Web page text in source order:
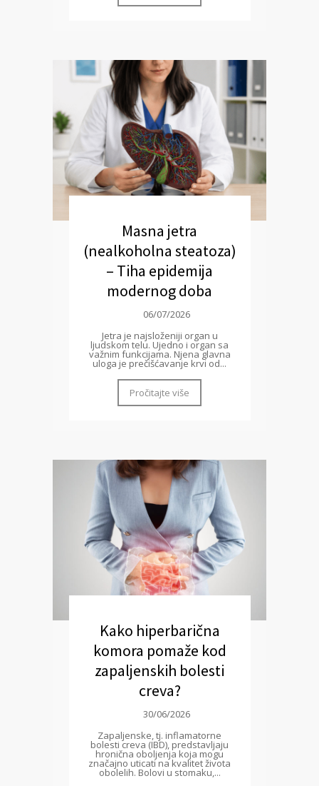
Masna jetra
(nealkoholna steatoza)
– Tiha epidemija
modernog doba
06/07/2026
Jetra je najsloženiji organ u
ljudskom telu. Ujedno i organ sa
važnim funkcijama. Njena glavna
uloga je prečišćavanje krvi od...
Pročitajte više
Kako hiperbarična
komora pomaže kod
zapaljenskih bolesti
creva?
30/06/2026
Zapaljenske, tj. inflamatorne
bolesti creva (IBD), predstavljaju
hronična oboljenja koja mogu
značajno uticati na kvalitet života
obolelih. Bolovi u stomaku,...